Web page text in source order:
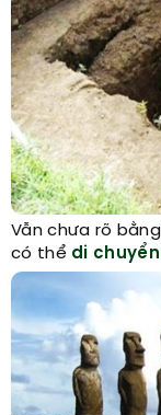
Vẫn chưa rõ
có thể di chuyển